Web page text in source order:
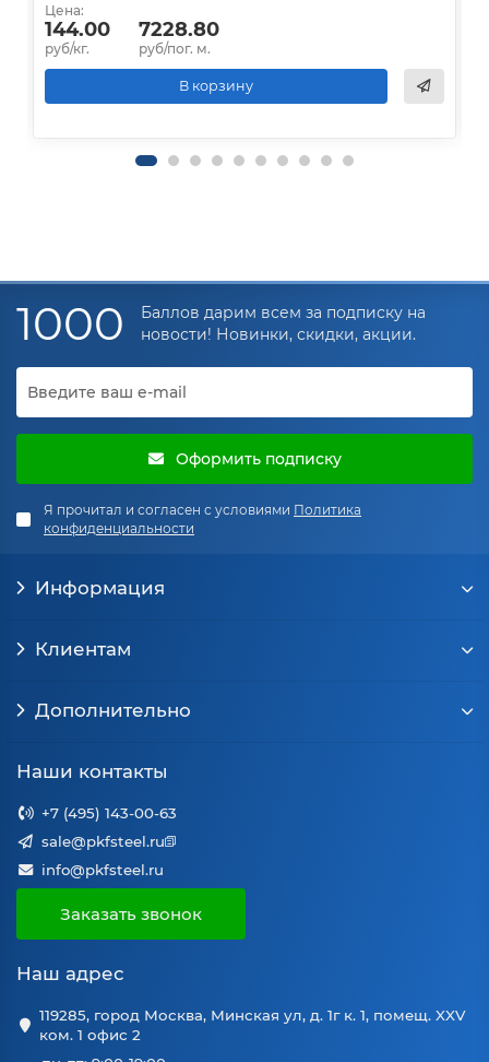
Цена:
144.00
руб/кг.
7228.80
руб/пог. м.
В корзину
1000
Баллов дарим всем за подписку на
новости! Новинки, скидки, акции.
Оформить подписку
Я прочитал и согласен с условиями Политика
конфиденциальности
Информация
Клиентам
Дополнительно
Наши контакты
+7 (495) 143-00-63
sale@pkfsteel.ru
info@pkfsteel.ru
Заказать звонок
Наш адрес
119285, город Москва, Минская ул, д. 1г к. 1, помещ. XXV
ком. 1 офис 2